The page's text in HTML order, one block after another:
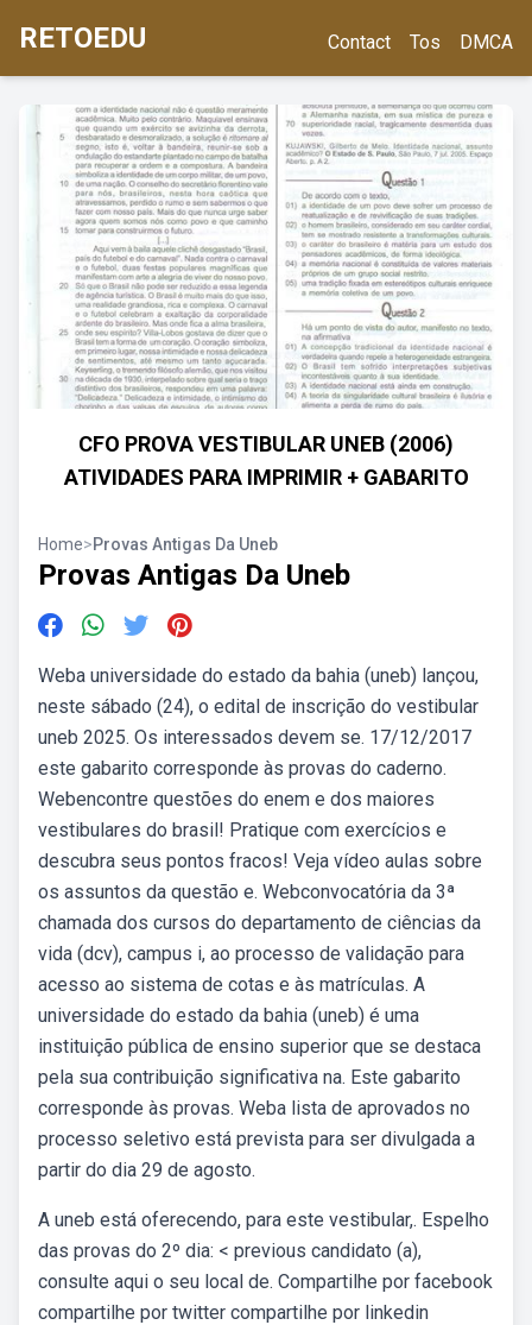
RETOEDU Contact Tos DMCA
CFO PROVA VESTIBULAR UNEB (2006)
ATIVIDADES PARA IMPRIMIR + GABARITO
Home>Provas Antigas Da Uneb
Provas Antigas Da Uneb
Weba universidade do estado da bahia (uneb) lançou,
neste sábado (24), o edital de inscrição do vestibular
uneb 2025. Os interessados devem se. 17/12/2017
este gabarito corresponde às provas do caderno.
Webencontre questões do enem e dos maiores
vestibulares do brasil! Pratique com exercícios e
descubra seus pontos fracos! Veja vídeo aulas sobre
os assuntos da questão e. Webconvocatória da 3ª
chamada dos cursos do departamento de ciências da
vida (dcv), campus i, ao processo de validação para
acesso ao sistema de cotas e às matrículas. A
universidade do estado da bahia (uneb) é uma
instituição pública de ensino superior que se destaca
pela sua contribuição significativa na. Este gabarito
corresponde às provas. Weba lista de aprovados no
processo seletivo está prevista para ser divulgada a
partir do dia 29 de agosto.
A uneb está oferecendo, para este vestibular,. Espelho
das provas do 2º dia: < previous candidato (a),
consulte aqui o seu local de. Compartilhe por facebook
compartilhe por twitter compartilhe por linkedin